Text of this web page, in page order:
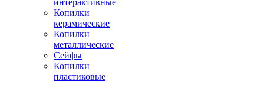
интерактивные
Копилки
керамические
Копилки
металлические
Сейфы
Копилки
пластиковые